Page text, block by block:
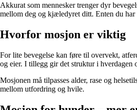
Akkurat som mennesker trenger dyr
mellom deg og kjæledyret ditt. Enten du
Hvorfor mosjon er viktig
For lite bevegelse kan føre til overvekt,
og eier. I tillegg gir det struktur i hverdagen
Mosjonen må tilpasses alder, rase og
mellom utfordring og hvile.